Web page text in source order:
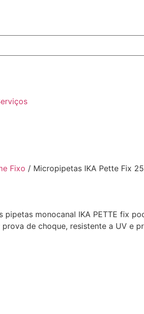
Fixo / Micropipetas IKA Pette Fix
monocanal IKA PETTE fix
de choque, resistente a UV e